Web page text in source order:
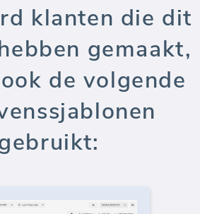
klanten die dit
gemaakt,
de volgende